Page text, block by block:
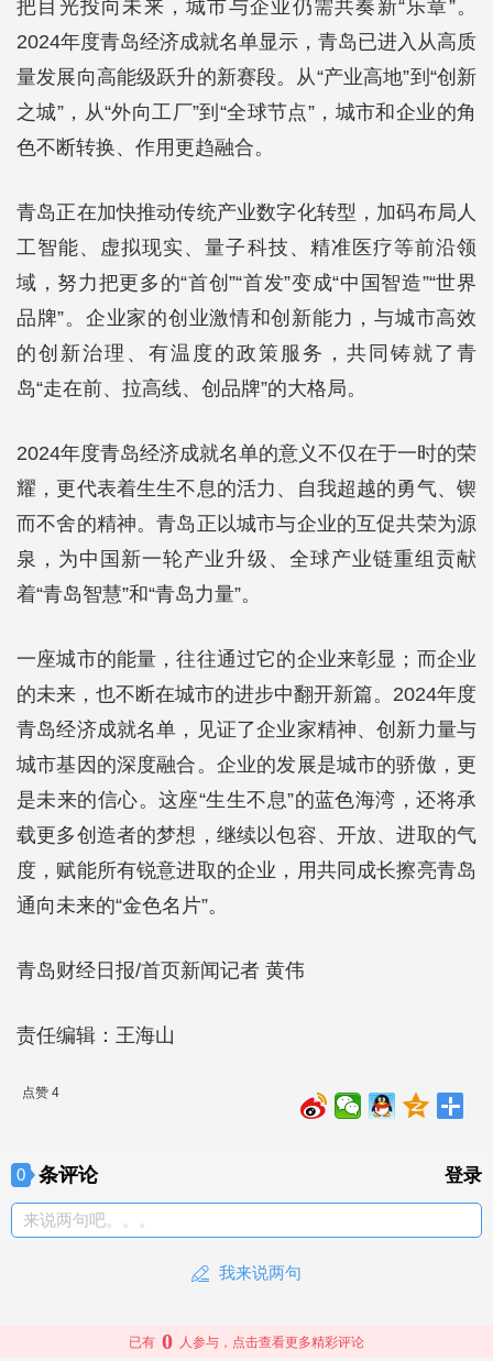
把目光投向未来，城市与企业仍需共奏新“乐章”。
2024年度青岛经济成就名单显示，青岛已进入从高质
量发展向高能级跃升的新赛段。从“产业高地”到“创新
之城”，从“外向工厂”到“全球节点”，城市和企业的角
色不断转换、作用更趋融合。
青岛正在加快推动传统产业数字化转型，加码布局人
工智能、虚拟现实、量子科技、精准医疗等前沿领
域，努力把更多的“首创”“首发”变成“中国智造”“世界
品牌”。企业家的创业激情和创新能力，与城市高效
的创新治理、有温度的政策服务，共同铸就了青
岛“走在前、拉高线、创品牌”的大格局。
2024年度青岛经济成就名单的意义不仅在于一时的荣
耀，更代表着生生不息的活力、自我超越的勇气、锲
而不舍的精神。青岛正以城市与企业的互促共荣为源
泉，为中国新一轮产业升级、全球产业链重组贡献
着“青岛智慧”和“青岛力量”。
一座城市的能量，往往通过它的企业来彰显；而企业
的未来，也不断在城市的进步中翻开新篇。2024年度
青岛经济成就名单，见证了企业家精神、创新力量与
城市基因的深度融合。企业的发展是城市的骄傲，更
是未来的信心。这座“生生不息”的蓝色海湾，还将承
载更多创造者的梦想，继续以包容、开放、进取的气
度，赋能所有锐意进取的企业，用共同成长擦亮青岛
通向未来的“金色名片”。
青岛财经日报/首页新闻记者 黄伟
责任编辑：王海山
点赞 4
0 条评论 登录
来说两句吧。。。
我来说两句
已有 0 人参与，点击查看更多精彩评论